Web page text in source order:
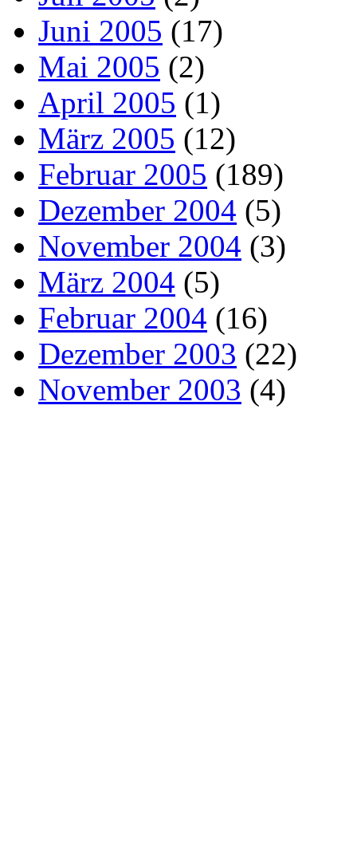
Juni 2005 (17)
Mai 2005 (2)
April 2005 (1)
März 2005 (12)
Februar 2005 (189)
Dezember 2004 (5)
November 2004 (3)
März 2004 (5)
Februar 2004 (16)
Dezember 2003 (22)
November 2003 (4)